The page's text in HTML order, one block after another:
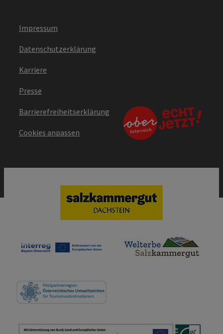
Impressum
Datenschutzerklärung
Karriere
Presse
Barrierefreiheitserklärung
Cookies anpassen